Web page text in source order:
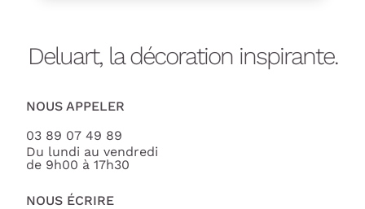
Deluart, la décoration inspirante.
NOUS APPELER
03 89 07 49 89
Du lundi au vendredi
de 9h00 à 17h30
NOUS ÉCRIRE